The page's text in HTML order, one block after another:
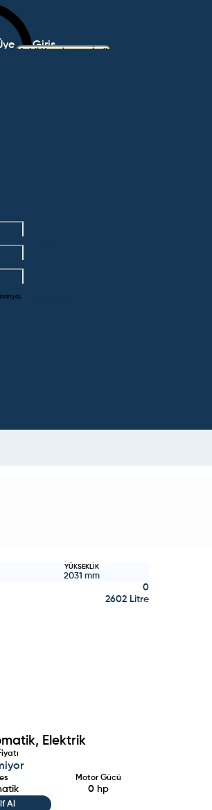
Giriş
Mobil Uygulamayı İndir
YÜKSEKLIK
2031 mm
0
2602 Litre
Elektrik
Motor Gücü
0 hp
Al